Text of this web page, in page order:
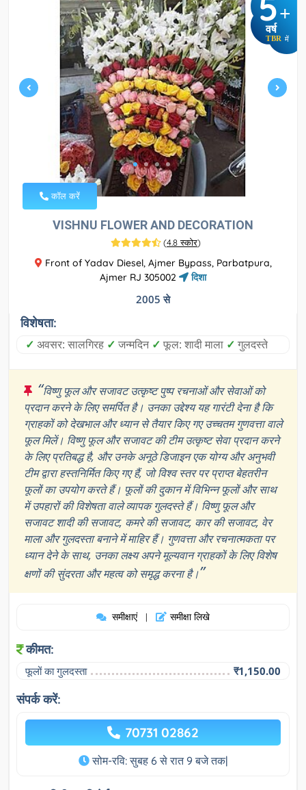
+
वर्ष
TBR में
कॉल करें
VISHNU FLOWER AND DECORATION
(4.8 स्कोर)
Front of Yadav Diesel, Ajmer Bypass, Parbatpura,
Ajmer RJ 305002
दिशा
2005 से
विशेषता:
✓ अवसर: सालगिरह ✓ जन्मदिन ✓ फूल: शादी माला ✓ गुलदस्ते
“विष्णु फूल और सजावट उत्कृष्ट पुष्प रचनाओं और सेवाओं को
प्रदान करने के लिए समर्पित है। उनका उद्देश्य यह गारंटी देना है कि
ग्राहकों को देखभाल और ध्यान से तैयार किए गए उच्चतम गुणवत्ता वाले
फूल मिलें। विष्णु फूल और सजावट की टीम उत्कृष्ट सेवा प्रदान करने
के लिए प्रतिबद्ध है, और उनके अनूठे डिजाइन एक योग्य और अनुभवी
टीम द्वारा हस्तनिर्मित किए गए हैं, जो विश्व स्तर पर प्राप्त बेहतरीन
फूलों का उपयोग करते हैं। फूलों की दुकान में विभिन्न फूलों और साथ
में उपहारों की विशेषता वाले व्यापक गुलदस्ते हैं। विष्णु फूल और
सजावट शादी की सजावट, कमरे की सजावट, कार की सजावट, वेर
माला और गुलदस्ता बनाने में माहिर हैं। गुणवत्ता और रचनात्मकता पर
ध्यान देने के साथ, उनका लक्ष्य अपने मूल्यवान ग्राहकों के लिए विशेष
क्षणों की सुंदरता और महत्व को समृद्ध करना है।”
समीक्षाएं | समीक्षा लिखे
कीमत:
फूलों का गुलदस्ता ₹1,150.00
संपर्क करें:
70731 02862
सोम-रवि: सुबह 6 से रात 9 बजे तक|